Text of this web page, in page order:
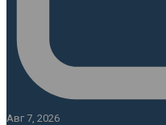
Авг 7, 2026